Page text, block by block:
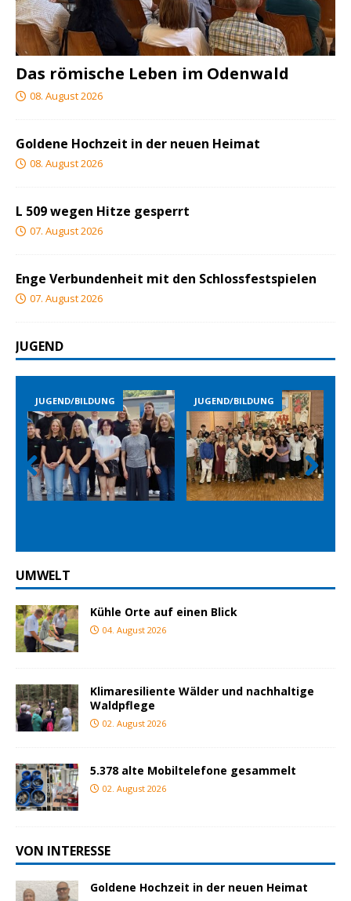
Das römische Leben im Odenwald
08. August 2026
Goldene Hochzeit in der neuen Heimat
08. August 2026
L 509 wegen Hitze gesperrt
07. August 2026
Enge Verbundenheit mit den Schlossfestspielen
07. August 2026
JUGEND
BILDUNG JUGEND/BILDUNG JUGEND/
Prev
ious
Nex
t
UMWELT
Kühle Orte auf einen Blick
04. August 2026
Klimaresiliente Wälder und nachhaltige
Waldpflege
02. August 2026
5.378 alte Mobiltelefone gesammelt
02. August 2026
VON INTERESSE
Goldene Hochzeit in der neuen Heimat